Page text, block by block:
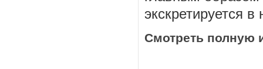
экскретируется
Смотреть полную